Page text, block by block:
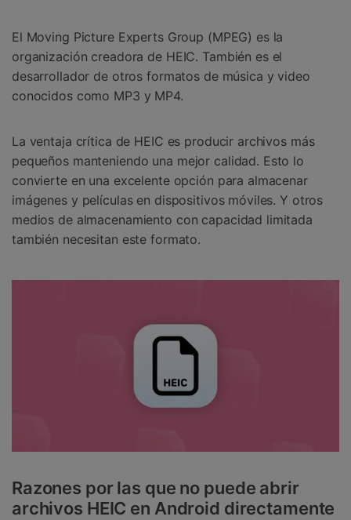
El Moving Picture Experts Group (MPEG) es la
organización creadora de HEIC. También es el
desarrollador de otros formatos de música y video
conocidos como MP3 y MP4.
La ventaja crítica de HEIC es producir archivos más
pequeños manteniendo una mejor calidad. Esto lo
convierte en una excelente opción para almacenar
imágenes y películas en dispositivos móviles. Y otros
medios de almacenamiento con capacidad limitada
también necesitan este formato.
Razones por las que no puede abrir
archivos HEIC en Android directamente